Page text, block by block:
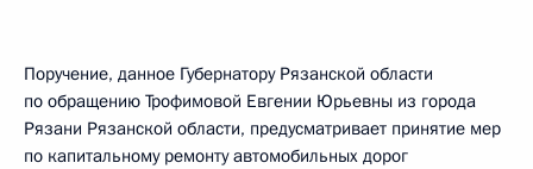
Поручение, данное Губернатору Рязанской области
по обращению Трофимовой Евгении Юрьевны из города
Рязани Рязанской области, предусматривает принятие мер
по капитальному ремонту автомобильных дорог